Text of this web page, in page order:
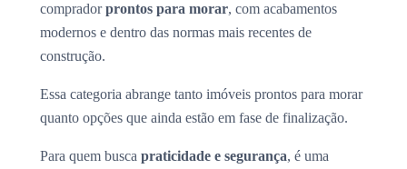
compradorprontos para morar, com acabamentos
modernos e dentro das normas mais recentes de
construção.
Essa categoria abrange tanto imóveis prontos para morar
quanto opções que ainda estão em fase de finalização.
Para quem busca praticidade e segurança, é uma